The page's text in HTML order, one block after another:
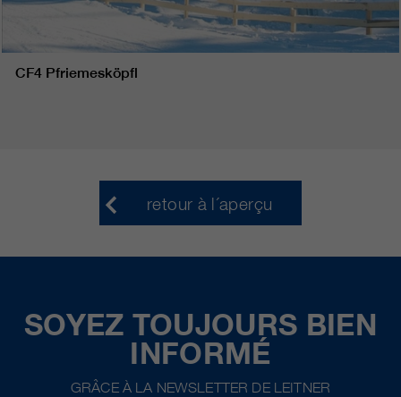
CF4 Pfriemesköpfl
retour à l´aperçu
SOYEZ TOUJOURS BIEN
INFORMÉ
GRÂCE À LA NEWSLETTER DE LEITNER